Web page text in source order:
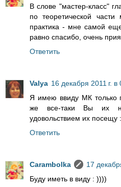
В слове "мастер-класс"
по теоретической
практика - мне самой
равно спасибо, очень
Ответить
Valya 16 декабря 2011 г. в
Я имею ввиду МК только
же все-таки Вы их
удовольствием их посещу
Ответить
Carambolka
17
Буду иметь в виду : ))))